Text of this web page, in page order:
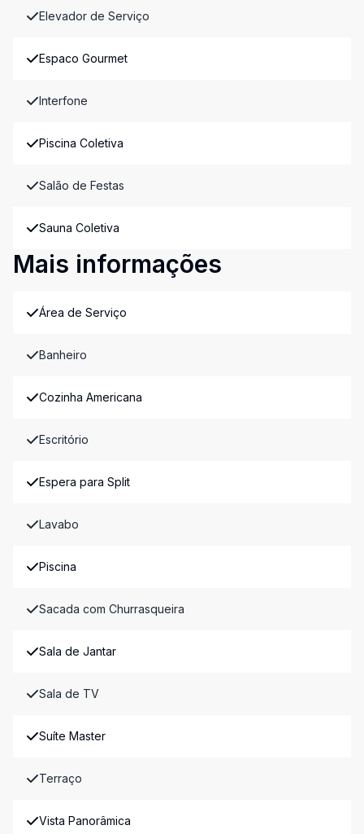
Elevador de Serviço
Espaco Gourmet
Interfone
Piscina Coletiva
Salão de Festas
Sauna Coletiva
Mais informações
Área de Serviço
Banheiro
Cozinha Americana
Escritório
Espera para Split
Lavabo
Piscina
Sacada com Churrasqueira
Sala de Jantar
Sala de TV
Suíte Master
Terraço
Vista Panorâmica